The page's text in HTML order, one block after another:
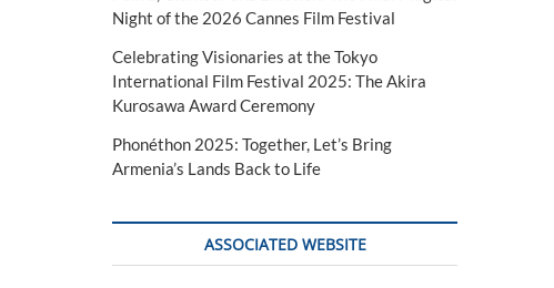
Night of the 2026 Cannes Film Festival
Celebrating Visionaries at the Tokyo
International Film Festival 2025: The Akira
Kurosawa Award Ceremony
Phonéthon 2025: Together, Let’s Bring
Armenia’s Lands Back to Life
ASSOCIATED WEBSITE